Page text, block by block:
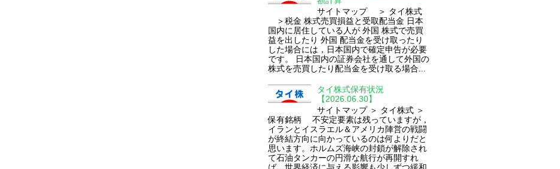
サイトマップ ＞ タイ株式
＞税金 株式売買損益と受取配当金 日本
国内に居住している人が 外国 株式で売買
益を出したり 外国 配当金を受け取ったり
した場合には，日本国内で確定申告が必要
です。 日本国内の証券会社を通して外国の
株式を売買したり配当金を受け取る場合...
タイ株式保有状況
【2026.06.30】
サイトマップ ＞ タイ株式 ＞
保有銘柄 不安定要素は残っていますが，
イランとイスラエル＆アメリカ陣営の戦闘
が終結方向に向かっているのは何よりだと
思います。ホルムズ海峡の封鎖が解除され
て石油タンカーの円滑な航行が再開すれ